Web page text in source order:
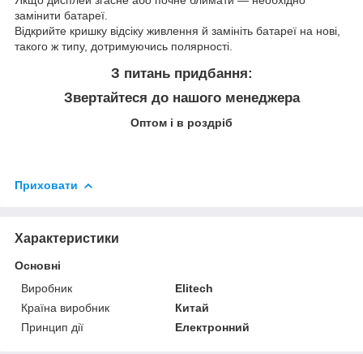
замінити батареї.
Відкрийте кришку відсіку живлення й замініть батареї на нові,
такого ж типу, дотримуючись полярності.
З питань придбання:
Звертайтеся до нашого менеджера
Оптом і в роздріб
Приховати
Характеристики
Основні
Виробник
Elitech
Країна виробник
Китай
Принцип дії
Електронний